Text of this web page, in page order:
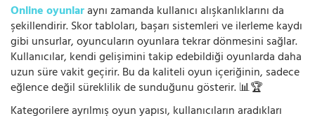
Online oyunlaraynı zamanda kullanıcı alışkanlıklarını da
şekillendirir. Skor tabloları, başarı sistemleri ve ilerleme kaydı
gibi unsurlar, oyuncuların oyunlara tekrar dönmesini sağlar.
Kullanıcılar, kendi gelişimini takip edebildiği oyunlarda daha
uzun süre vakit geçirir. Bu da kaliteli oyun içeriğinin, sadece
eğlence değil süreklilik de sunduğunu gösterir. 📊🏆
Kategorilere ayrılmış oyun yapısı, kullanıcıların aradıkları